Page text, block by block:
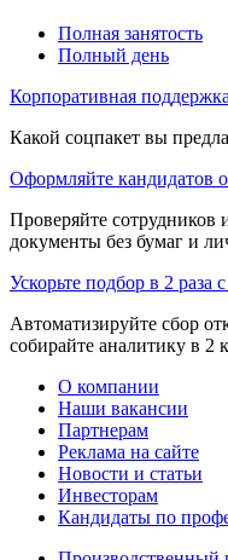
Полная занятость
Полный день
Корпоративная
Какой соцпакет вы
Оформляйте кандидатов
Проверяйте сотрудников
документы без бумаг и
Ускорьте подбор в 2 раза
Автоматизируйте сбор
собирайте аналитику в 2
О компании
Наши вакансии
Партнерам
Реклама на сайте
Новости и статьи
Инвесторам
Кандидаты по